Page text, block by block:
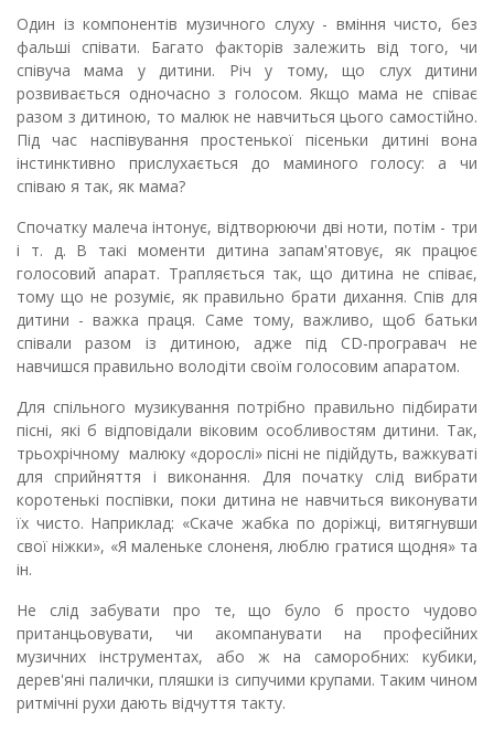
Один із компонентів музичного слуху - вміння чисто, без
фальші співати. Багато факторів залежить від того, чи
співуча мама у дитини. Річ у тому, що слух дитини
розвивається одночасно з голосом. Якщо мама не співає
разом з дитиною, то малюк не навчиться цього самостійно.
Під час наспівування простенької пісеньки дитині вона
інстинктивно прислухається до маминого голосу: а чи
співаю я так, як мама?
Спочатку малеча інтонує, відтворюючи дві ноти, потім - три
і т. д. В такі моменти дитина запам'ятовує, як працює
голосовий апарат. Трапляється так, що дитина не співає,
тому що не розуміє, як правильно брати дихання. Спів для
дитини - важка праця. Саме тому, важливо, щоб батьки
співали разом із дитиною, адже під СD-програвач не
навчишся правильно володіти своїм голосовим апаратом.
Для спільного музикування потрібно правильно підбирати
пісні, які б відповідали віковим особливостям дитини. Так,
трьохрічному малюку «дорослі» пісні не підійдуть, важкуваті
для сприйняття і виконання. Для початку слід вибрати
коротенькі поспівки, поки дитина не навчиться виконувати
їх чисто. Наприклад: «Скаче жабка по доріжці, витягнувши
свої ніжки», «Я маленьке слоненя, люблю гратися щодня» та
ін.
Не слід забувати про те, що було б просто чудово
пританцьовувати, чи акомпанувати на професійних
музичних інструментах, або ж на саморобних: кубики,
дерев'яні палички, пляшки із сипучими крупами. Таким чином
ритмічні рухи дають відчуття такту.